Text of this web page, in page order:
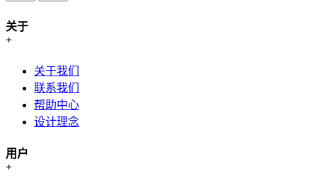
关于
+
关于我们
联系我们
帮助中心
设计理念
用户
+